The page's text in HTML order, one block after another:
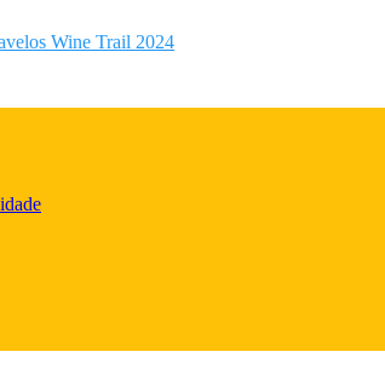
Wine Trail 2024